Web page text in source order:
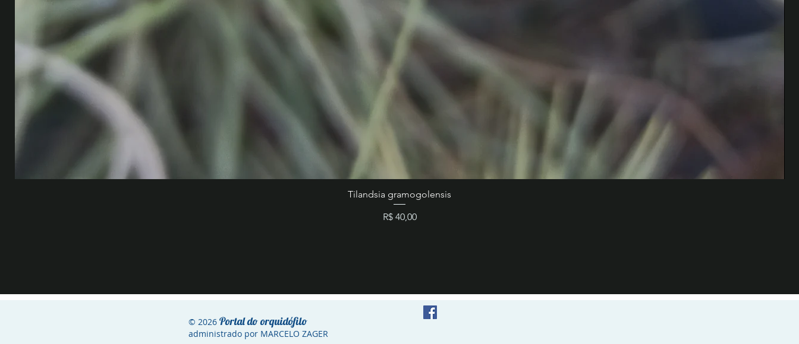
Tilandsia gramogolensis
Preço
R$ 40,00
© 2026 Portal do orquidófilo
administrado por MARCELO ZAGER